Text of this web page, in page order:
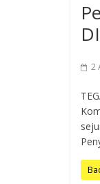
2